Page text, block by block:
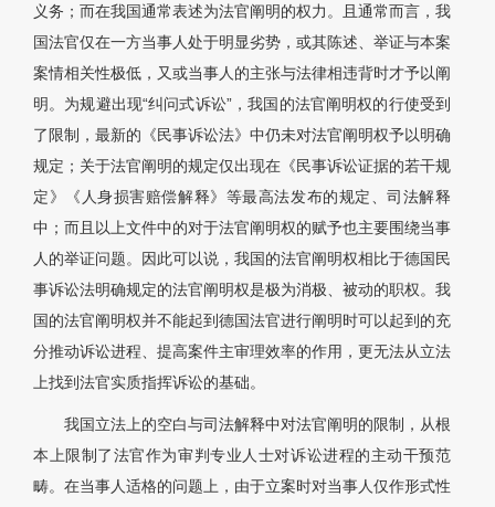
义务；而在我国通常表述为法官阐明的权力。且通常而言，我
国法官仅在一方当事人处于明显劣势，或其陈述、举证与本案
案情相关性极低，又或当事人的主张与法律相违背时才予以阐
明。为规避出现“纠问式诉讼”，我国的法官阐明权的行使受到
了限制，最新的《民事诉讼法》中仍未对法官阐明权予以明确
规定；关于法官阐明的规定仅出现在《民事诉讼证据的若干规
定》《人身损害赔偿解释》等最高法发布的规定、司法解释
中；而且以上文件中的对于法官阐明权的赋予也主要围绕当事
人的举证问题。因此可以说，我国的法官阐明权相比于德国民
事诉讼法明确规定的法官阐明权是极为消极、被动的职权。我
国的法官阐明权并不能起到德国法官进行阐明时可以起到的充
分推动诉讼进程、提高案件主审理效率的作用，更无法从立法
上找到法官实质指挥诉讼的基础。
我国立法上的空白与司法解释中对法官阐明的限制，从根
本上限制了法官作为审判专业人士对诉讼进程的主动干预范
畴。在当事人适格的问题上，由于立案时对当事人仅作形式性